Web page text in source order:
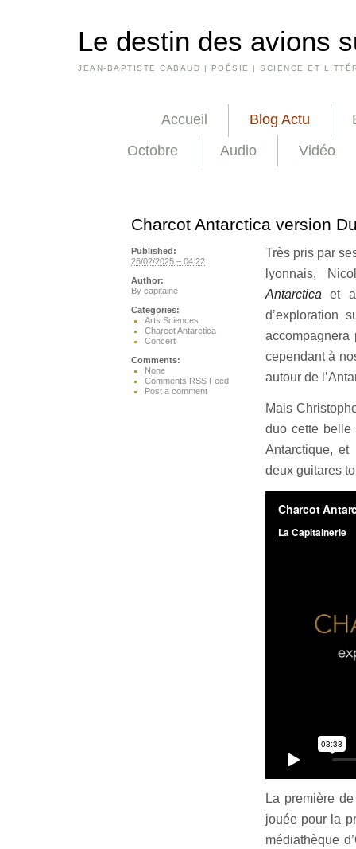
Le destin des avions
JEAN-BAPTISTE CABAUD | POÉSIE | SCIENCE ET
Accueil Blog Actu
Octobre
Audio Vidéo
Charcot Antarctica version
Très pris par
lyonnais,
Antarctica et
d’exploration
accompagnera
cependant à
autour de
Mais
duo cette belle
Antarctique,
deux guitares
La première
jouée pour la
médiathèque
Published:
26/02/2025 – 04:22
Author:
By capitaine
Categories:
Arts Sciences
Charcot Antarctica
Concert
Comments:
None
Comments RSS Feed
Post a comment